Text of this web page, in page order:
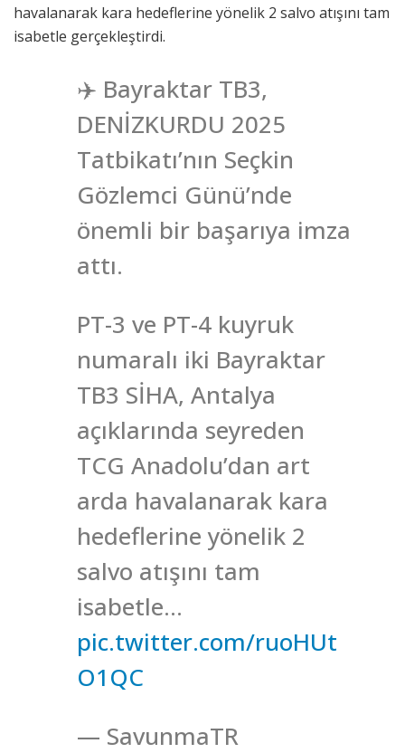
havalanarak kara hedeflerine yönelik 2 salvo atışını tam
isabetle gerçekleştirdi.
✈️ Bayraktar TB3,
DENİZKURDU 2025
Tatbikatı’nın Seçkin
Gözlemci Günü’nde
önemli bir başarıya imza
attı.
PT-3 ve PT-4 kuyruk
numaralı iki Bayraktar
TB3 SİHA, Antalya
açıklarında seyreden
TCG Anadolu’dan art
arda havalanarak kara
hedeflerine yönelik 2
salvo atışını tam
isabetle…
pic.twitter.com/ruoHUt
O1QC
— SavunmaTR